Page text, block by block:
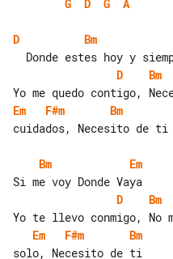
G
D G A
D Bm
D
Bm
Em
F#m
Bm
cuidados, Necesito de ti
Bm
Em
D
Bm
Em
F#m
Bm
solo, Necesito de ti